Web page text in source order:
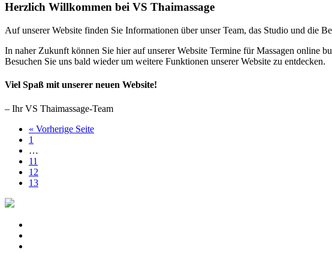
Herzlich Willkommen bei VS Thaimassage
Auf unserer Website finden Sie Informationen über unser Team, das Studio und die
In naher Zukunft können Sie hier auf unserer Website Termine für Massagen online
Besuchen Sie uns bald wieder um weitere Funktionen unserer Website zu entdecken.
Viel Spaß mit unserer neuen Website!
– Ihr VS Thaimassage-Team
« Vorherige Seite
1
…
11
12
13